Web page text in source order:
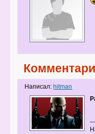
Написал: hitman